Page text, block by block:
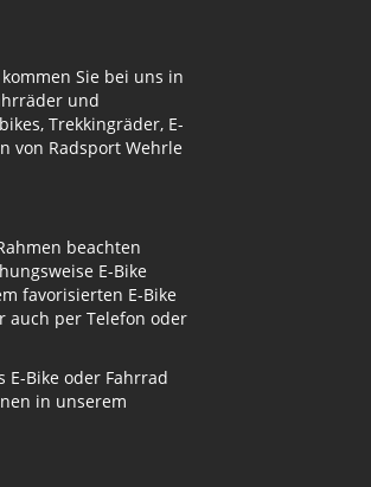
Sie bei uns in
und
Trekkingräder, E-
von Radsport Wehrle
beachten
E-Bike
favorisierten E-Bike
auch per Telefon oder
Bike oder Fahrrad
in unserem